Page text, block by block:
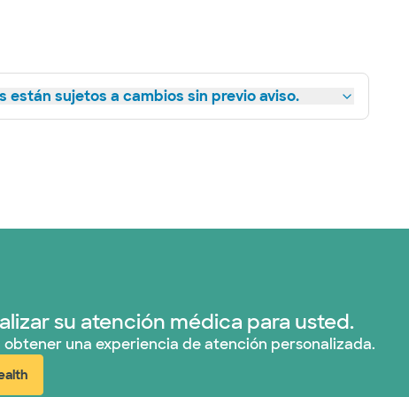
están sujetos a cambios sin previo aviso.
su atención médica para usted.
obtener una experiencia de atención personalizada.
nueva)